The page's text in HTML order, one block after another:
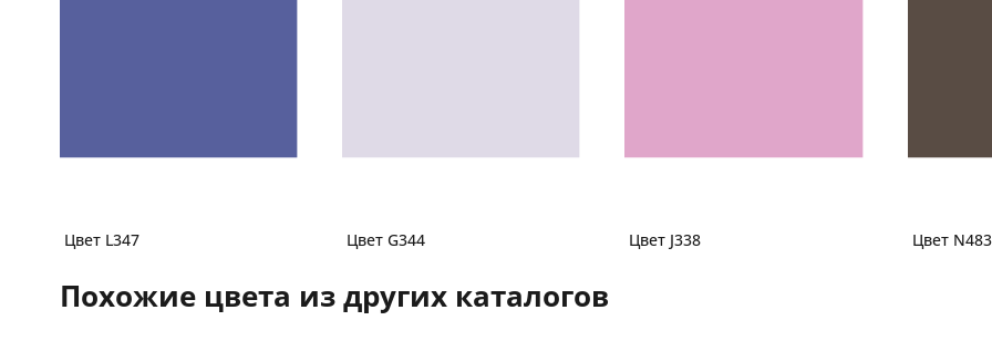
Цвет L347 Цвет G344 Цвет J338 Цвет N483
Похожие цвета из других каталогов